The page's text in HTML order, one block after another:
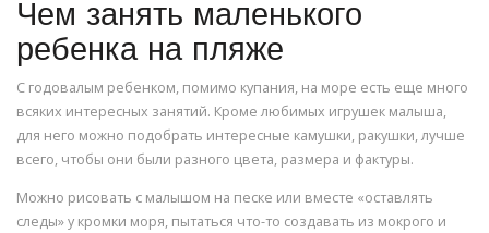
Чем занять маленького
ребенка на пляже
С годовалым ребенком, помимо купания, на море есть еще много
всяких интересных занятий. Кроме любимых игрушек малыша,
для него можно подобрать интересные камушки, ракушки, лучше
всего, чтобы они были разного цвета, размера и фактуры.
Можно рисовать с малышом на песке или вместе «оставлять
следы» у кромки моря, пытаться что-то создавать из мокрого и